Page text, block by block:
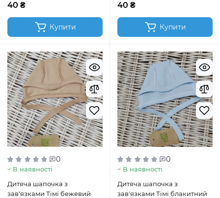
40 ₴
Купити
40 ₴
Купити
0
В наявності
Дитяча шапочка з
зав'язками Тімі бежевий
0
В наявності
Дитяча шапочка з
зав'язками Тімі блакитний